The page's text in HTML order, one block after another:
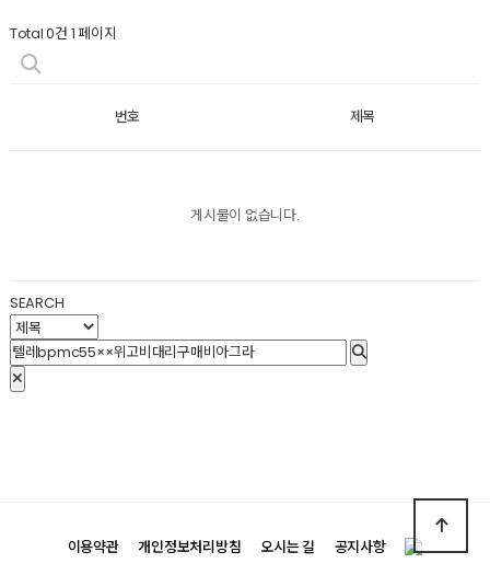
Total 0건 1 페이지
번호 제목
게시물이 없습니다.
SEARCH
이용약관 개인정보처리방침 오시는 길 공지사항